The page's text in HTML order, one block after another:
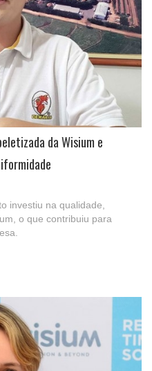
da Wisium e
investiu na qualidade,
o que contribuiu para